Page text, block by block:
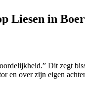
Liesen in
Dit zegt
en over zijn eigen